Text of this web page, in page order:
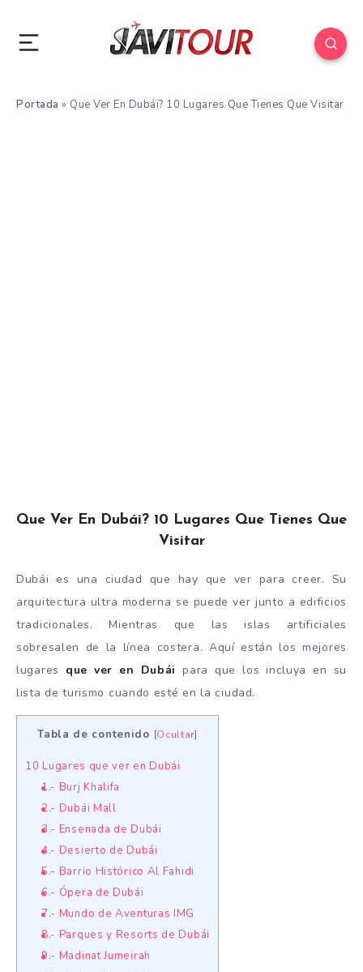
Portada » Que Ver En Dubái? 10 Lugares Que Tienes Que Visitar
Que Ver En Dubái? 10 Lugares Que Tienes Que
Visitar
Dubái es una ciudad que hay que ver para creer. Su
arquitectura ultra moderna se puede ver junto a edificios
tradicionales. Mientras que las islas artificiales
sobresalen de la línea costera. Aquí están los mejores
lugares que ver en Dubái para que los incluya en su
lista de turismo cuando esté en la ciudad.
Tabla de contenido [Ocultar]
10 Lugares que ver en Dubái
1.- Burj Khalifa
2.- Dubái Mall
3.- Ensenada de Dubái
4.- Desierto de Dubái
5.- Barrio Histórico Al Fahidi
6.- Ópera de Dubái
7.- Mundo de Aventuras IMG
8.- Parques y Resorts de Dubái
9.- Madinat Jumeirah